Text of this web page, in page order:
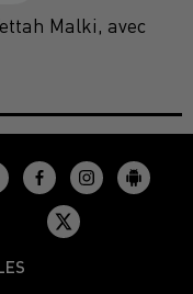
Malki, avec